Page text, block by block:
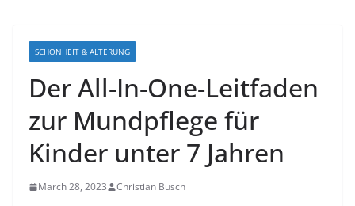
SCHÖNHEIT & ALTERUNG
Der All-In-One-Leitfaden
zur Mundpflege für
Kinder unter 7 Jahren
March 28, 2023 Christian Busch